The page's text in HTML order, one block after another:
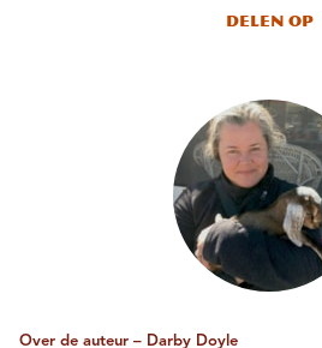
Delen op
Over de auteur – Darby Doyle